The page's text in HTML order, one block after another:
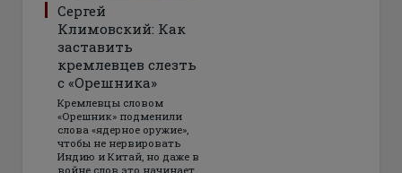
Сергей
Климовский: Как
заставить
кремлевцев слезть
с «Орешника»
Кремлевцы словом
«Орешник» подменили
слова «ядерное оружие»,
чтобы не нервировать
Индию и Китай, но даже в
войне слов это начинает